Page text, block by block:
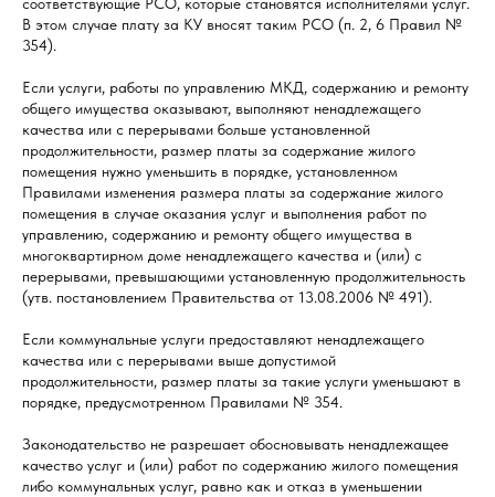
В этом случае плату за КУ вносят таким РСО (п. 2, 6 Правил №
354).
Если услуги, работы по управлению МКД, содержанию и ремонту
общего имущества оказывают, выполняют ненадлежащего
качества или с перерывами больше установленной
продолжительности, размер платы за содержание жилого
помещения нужно уменьшить в порядке, установленном
Правилами изменения размера платы за содержание жилого
помещения в случае оказания услуг и выполнения работ по
управлению, содержанию и ремонту общего имущества в
многоквартирном доме ненадлежащего качества и (или) с
перерывами, превышающими установленную продолжительность
(утв. постановлением Правительства от 13.08.2006 № 491).
Если коммунальные услуги предоставляют ненадлежащего
качества или с перерывами выше допустимой
продолжительности, размер платы за такие услуги уменьшают в
порядке, предусмотренном Правилами № 354.
Законодательство не разрешает обосновывать ненадлежащее
качество услуг и (или) работ по содержанию жилого помещения
либо коммунальных услуг, равно как и отказ в уменьшении